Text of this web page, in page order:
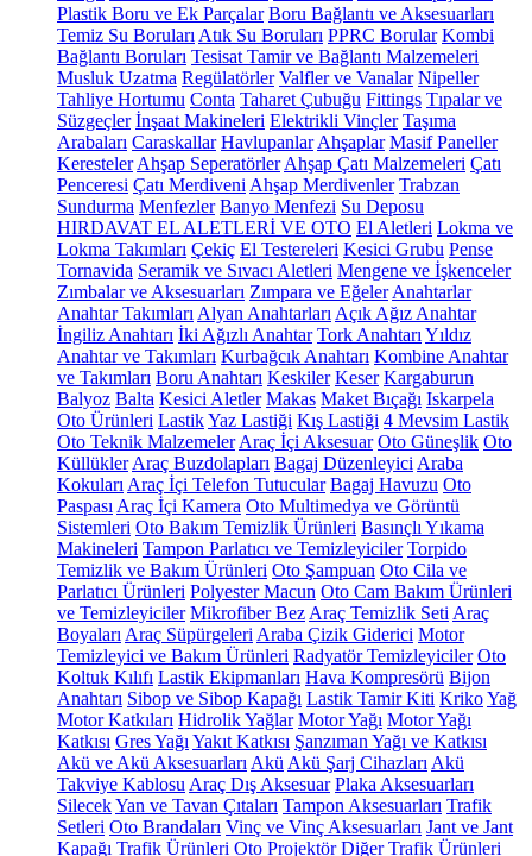
Plastik Boru ve Ek Parçalar Boru Bağlantı ve Aksesuarları
Temiz Su Boruları Atık Su Boruları PPRC Borular Kombi
Bağlantı Boruları Tesisat Tamir ve Bağlantı Malzemeleri
Musluk Uzatma Regülatörler Valfler ve Vanalar Nipeller
Tahliye Hortumu Conta Taharet Çubuğu Fittings Tıpalar ve
Süzgeçler İnşaat Makineleri Elektrikli Vinçler Taşıma
Arabaları Caraskallar Havlupanlar Ahşaplar Masif Paneller
Keresteler Ahşap Seperatörler Ahşap Çatı Malzemeleri Çatı
Penceresi Çatı Merdiveni Ahşap Merdivenler Trabzan
Sundurma Menfezler Banyo Menfezi Su Deposu
HIRDAVAT EL ALETLERİ VE OTO El Aletleri Lokma ve
Lokma Takımları Çekiç El Testereleri Kesici Grubu Pense
Tornavida Seramik ve Sıvacı Aletleri Mengene ve İşkenceler
Zımbalar ve Aksesuarları Zımpara ve Eğeler Anahtarlar
Anahtar Takımları Alyan Anahtarları Açık Ağız Anahtar
İngiliz Anahtarı İki Ağızlı Anahtar Tork Anahtarı Yıldız
Anahtar ve Takımları Kurbağcık Anahtarı Kombine Anahtar
ve Takımları Boru Anahtarı Keskiler Keser Kargaburun
Balyoz Balta Kesici Aletler Makas Maket Bıçağı Iskarpela
Oto Ürünleri LastikYaz Lastiği Kış Lastiği 4 Mevsim Lastik
Oto Teknik Malzemeler Araç İçi Aksesuar Oto Güneşlik Oto
Küllükler Araç Buzdolapları Bagaj Düzenleyici Araba
Kokuları Araç İçi Telefon Tutucular Bagaj Havuzu Oto
Paspası Araç İçi Kamera Oto Multimedya ve Görüntü
Sistemleri Oto Bakım Temizlik Ürünleri Basınçlı Yıkama
Makineleri Tampon Parlatıcı ve Temizleyiciler Torpido
Temizlik ve Bakım Ürünleri Oto Şampuan Oto Cila ve
Parlatıcı Ürünleri Polyester Macun Oto Cam Bakım Ürünleri
ve Temizleyiciler Mikrofiber Bez Araç Temizlik Seti Araç
Boyaları Araç Süpürgeleri Araba Çizik Giderici Motor
Temizleyici ve Bakım Ürünleri Radyatör Temizleyiciler Oto
Koltuk Kılıfı Lastik Ekipmanları Hava Kompresörü Bijon
Anahtarı Sibop ve Sibop Kapağı Lastik Tamir Kiti KrikoYağ
Motor Katkıları Hidrolik Yağlar Motor Yağı Motor Yağı
Katkısı Gres Yağı Yakıt Katkısı Şanzıman Yağı ve Katkısı
Akü ve Akü Aksesuarları Akü Akü Şarj Cihazları Akü
Takviye Kablosu Araç Dış Aksesuar Plaka Aksesuarları
SilecekYan ve Tavan Çıtaları Tampon Aksesuarları Trafik
Setleri Oto Brandaları Vinç ve Vinç Aksesuarları Jant ve Jant
Kapağı Trafik Ürünleri Oto Projektör Diğer Trafik Ürünleri